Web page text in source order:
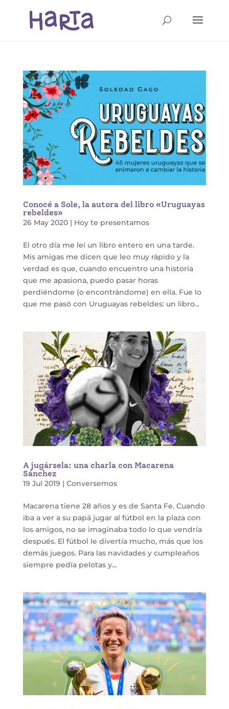
Conocé a Sole, la autora del libro «Uruguayas
rebeldes»
26 May 2020| Hoy te presentamos
El otro día me leí un libro entero en una tarde.
Mis amigas me dicen que leo muy rápido y la
verdad es que, cuando encuentro una historia
que me apasiona, puedo pasar horas
perdiéndome (o encontrándome) en ella. Fue lo
que me pasó con Uruguayas rebeldes: un libro...
A jugársela: una charla con Macarena
Sánchez
19 Jul 2019 | Conversemos
Macarena tiene 28 años y es de Santa Fe. Cuando
iba a ver a su papá jugar al fútbol en la plaza con
los amigos, no se imaginaba todo lo que vendría
después. El fútbol le divertía mucho, más que los
demás juegos. Para las navidades y cumpleaños
siempre pedía pelotas y...